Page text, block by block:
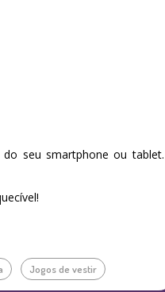
seu smartphone ou tablet.
Jogos de vestir